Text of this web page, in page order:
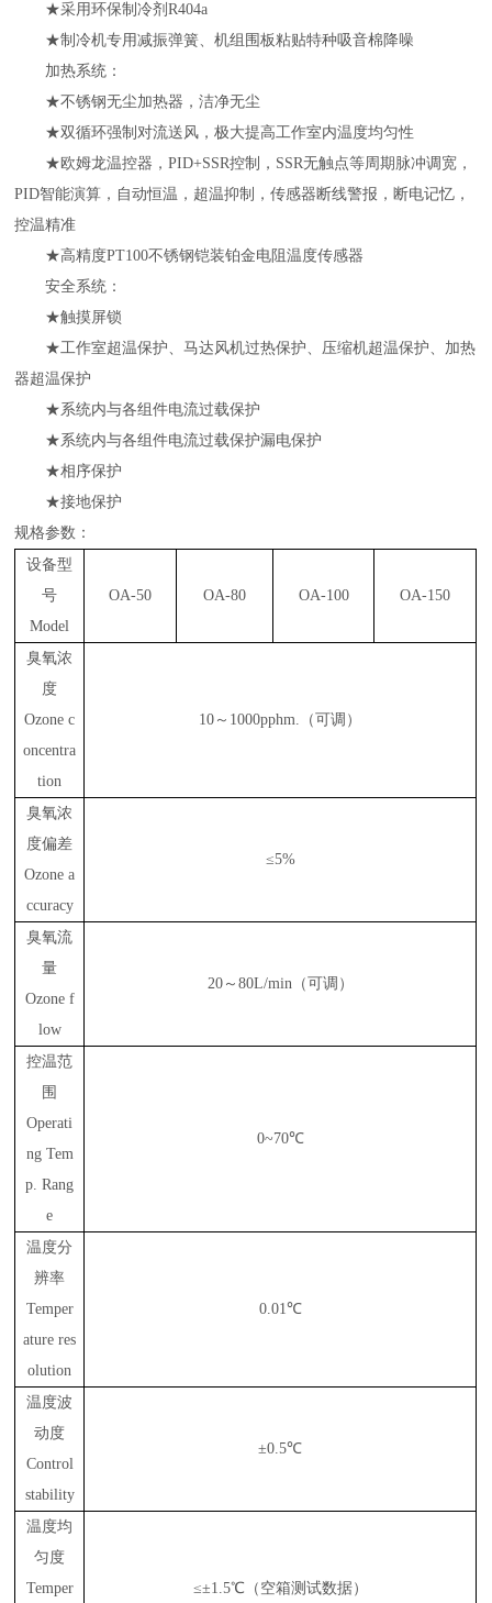
★采用环保制冷剂R404a
★制冷机专用减振弹簧、机组围板粘贴特种吸音棉降噪
加热系统：
★不锈钢无尘加热器，洁净无尘
★双循环强制对流送风，极大提高工作室内温度均匀性
★欧姆龙温控器，PID+SSR控制，SSR无触点等周期脉冲调宽，
PID智能演算，自动恒温，超温抑制，传感器断线警报，断电记忆，
控温精准
★高精度PT100不锈钢铠装铂金电阻温度传感器
安全系统：
★触摸屏锁
★工作室超温保护、马达风机过热保护、压缩机超温保护、加热
器超温保护
★系统内与各组件电流过载保护
★系统内与各组件电流过载保护漏电保护
★相序保护
★接地保护
规格参数：
设备型
号
Model
OA-50 OA-80 OA-100 OA-150
臭氧浓
度
Ozone c
oncentra
tion
10～1000pphm.（可调）
臭氧浓
度偏差
Ozone a
ccuracy
≤5%
臭氧流
量
Ozone f
low
20～ 80L/min（可调）
控温范
围
Operati
ng Tem
p. Rang
e
0~70℃
温度分
辨率
Temper
ature res
olution
0.01℃
温度波
动度
Control
stability
±0.5℃
温度均
匀度
Temper
≤±1.5℃（空箱测试数据）